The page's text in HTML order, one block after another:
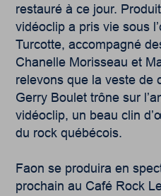
restauré à ce jour.
vidéoclip a pris vie sous
Turcotte, accompagné
Chanelle Morisseau et
relevons que la veste de
Gerry Boulet trône sur
vidéoclip, un beau clin
du rock québécois.
Faon se produira en
prochain au Café Rock